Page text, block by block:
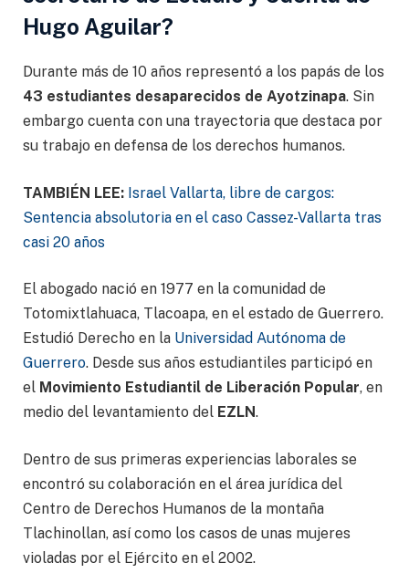
Hugo Aguilar?
Durante más de 10 años representó a los papás de los
43 estudiantes desaparecidos de Ayotzinapa. Sin
embargo cuenta con una trayectoria que destaca por
su trabajo en defensa de los derechos humanos.
TAMBIÉN LEE: Israel Vallarta, libre de cargos:
Sentencia absolutoria en el caso Cassez-Vallarta tras
casi 20 años
El abogado nació en 1977 en la comunidad de
Totomixtlahuaca, Tlacoapa, en el estado de Guerrero.
Estudió Derecho en la Universidad Autónoma de
Guerrero. Desde sus años estudiantiles participó en
el Movimiento Estudiantil de Liberación Popular, en
medio del levantamiento del EZLN.
Dentro de sus primeras experiencias laborales se
encontró su colaboración en el área jurídica del
Centro de Derechos Humanos de la montaña
Tlachinollan, así como los casos de unas mujeres
violadas por el Ejército en el 2002.